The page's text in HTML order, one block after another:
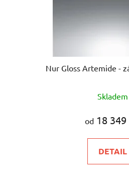
Nur Gloss Artemide -
Skladem
od 18 349
DETAIL